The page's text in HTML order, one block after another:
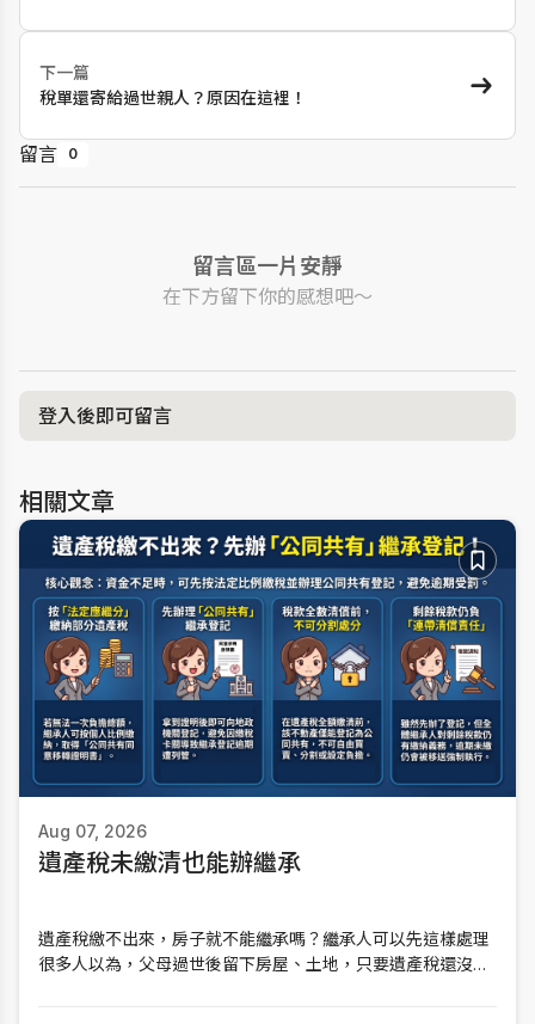
下一篇
稅單還寄給過世親人？原因在這裡！
留言 0
留言區一片安靜
在下方留下你的感想吧～
登入後即可留言
相關文章
Aug 07, 2026
遺產稅未繳清也能辦繼承
遺產稅繳不出來，房子就不能繼承嗎？繼承人可以先這樣處理
很多人以為，父母過世後留下房屋、土地，只要遺產稅還沒全